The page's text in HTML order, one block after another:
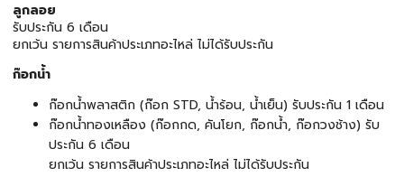
ลูกลอย
รับประกัน 6 เดือน
ยกเว้น รายการสินค้าประเภทอะไหล่ ไม่ได้รับประกัน
ก๊อกน้ำ
ก๊อกน้ำพลาสติก (ก๊อก STD, น้ำร้อน, น้ำเย็น) รับประกัน 1 เดือน
ก๊อกน้ำทองเหลือง (ก๊อกกด, คันโยก, ก๊อกน้ำ, ก๊อกวงช้าง) รับ
ประกัน 6 เดือน
ยกเว้น รายการสินค้าประเภทอะไหล่ ไม่ได้รับประกัน